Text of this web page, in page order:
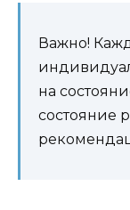
Важно!
на
состояние